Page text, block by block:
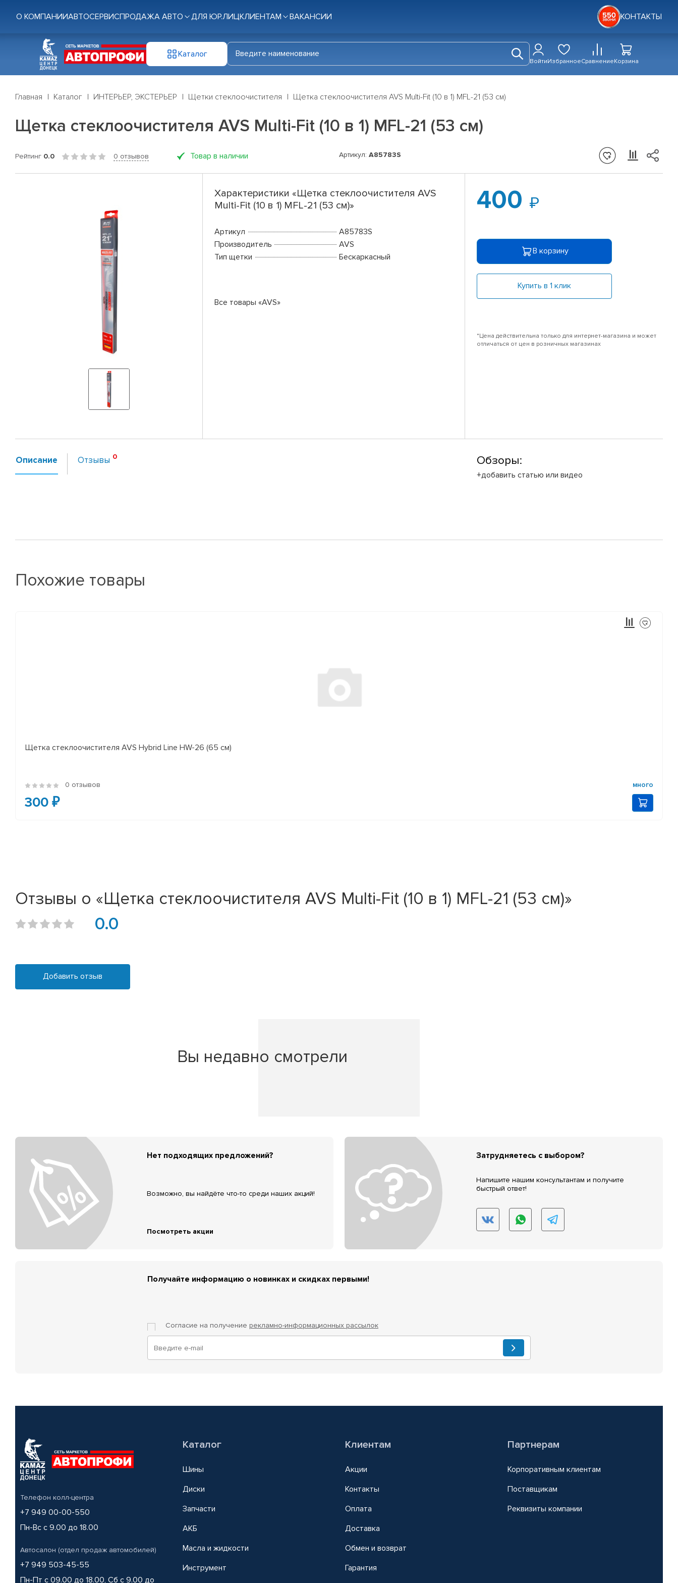
О КОМПАНИИАВТОСЕРВИСПРОДАЖА АВТО ДЛЯ ЮР.ЛИЦКЛИЕНТАМ ВАКАНСИИ КОНТАКТЫ
Каталог
ВойтиИзбранноеСравнениеКорзина
Главная Каталог ИНТЕРЬЕР, ЭКСТЕРЬЕР Щетки стеклоочистителя Щетка стеклоочистителя AVS Multi-Fit (10 в 1) MFL-21 (53 см)
Щетка стеклоочистителя AVS Multi-Fit (10 в 1) MFL-21 (53 см)
Рейтинг 0.0 0 отзывов Товар в наличии Артикул: A85783S
Характеристики «Щетка стеклоочистителя AVS
Multi-Fit (10 в 1) MFL-21 (53 см)»
Артикул
A85783S
Производитель
AVS
Тип щетки
Бескаркасный
Все товары «AVS»
400
В корзину
Купить в 1 клик
*Цена действительна только для интернет-магазина и может
отличаться от цен в розничных магазинах
Описание Отзывы Обзоры:
+добавить статью или видео
Похожие товары
Щетка стеклоочистителя AVS Hybrid Line HW-26 (65 см)
0 отзывов много
300 ₽
Отзывы о «Щетка стеклоочистителя AVS Multi-Fit (10 в 1) MFL-21 (53 см)»
0.0
Добавить отзыв
Вы недавно смотрели
Нет подходящих предложений?
Возможно, вы найдёте что-то среди наших акций!
Посмотреть акции
Затрудняетесь с выбором?
Напишите нашим консультантам и получите
быстрый ответ!
Получайте информацию о новинках и скидках первыми!
Согласие на получение рекламно-информационных рассылок
Телефон колл-центра
+7 949 00-00-550
Пн-Вс с 9.00 до 18.00
Автосалон (отдел продаж автомобилей)
+7 949 503-45-55
Пн-Пт с 09.00 до 18.00, Сб с 9.00 до
Каталог
Шины
Диски
Запчасти
АКБ
Масла и жидкости
Инструмент
Клиентам
Акции
Контакты
Оплата
Доставка
Обмен и возврат
Гарантия
Партнерам
Корпоративным клиентам
Поставщикам
Реквизиты компании